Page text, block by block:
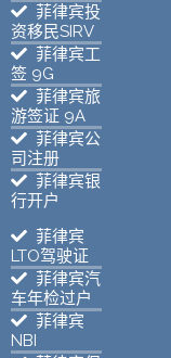
菲律宾投
资移民SIRV
菲律宾工
签 9G
菲律宾旅
游签证 9A
菲律宾公
司注册
菲律宾银
行开户
菲律宾
LTO驾驶证
菲律宾汽
车年检过户
菲律宾
NBI